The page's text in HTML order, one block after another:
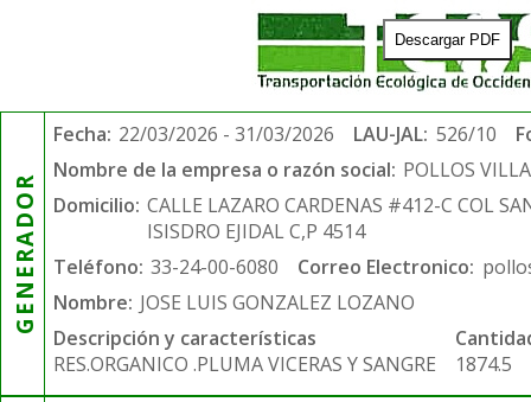
Descargar PDF
GENERADOR
Fecha: 22/03/2026 - 31/03/2026 LAU-JAL: 526/10
Nombre de la empresa o razón social: POLLOS VILLA
Domicilio: CALLE LAZARO CARDENAS #412-C COL
ISISDRO EJIDAL C,P 4514
Teléfono: 33-24-00-6080 Correo Electronico:
Nombre: JOSE LUIS GONZALEZ LOZANO
Descripción y características
RES.ORGANICO .PLUMA VICERAS Y SANGRE
1874.5